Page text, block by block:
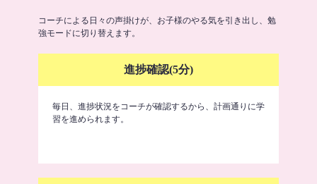
コーチによる日々の声掛けが、お子様のやる気を引き出し、勉
強モードに切り替えます。
進捗確認(5分)
毎日、進捗状況をコーチが確認するから、計画通りに学
習を進められます。